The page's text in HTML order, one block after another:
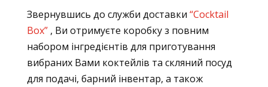
Звернувшись до служби доставки “Cocktail
Box”, Ви отримуєте коробку з повним
набором інгредієнтів для приготування
вибраних Вами коктейлів та скляний посуд
для подачі, барний інвентар, а також